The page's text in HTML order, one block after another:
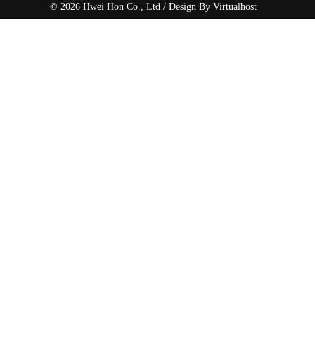
© 2026 Hwei Hon Co., Ltd / Design By Virtualhost